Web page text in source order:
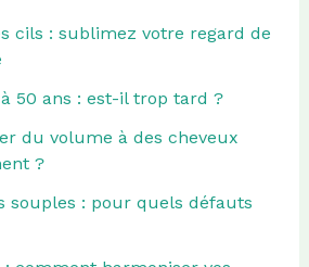
cils : sublimez votre regard de
50 ans : est-il trop tard ?
du volume à des cheveux
?
souples : pour quels défauts